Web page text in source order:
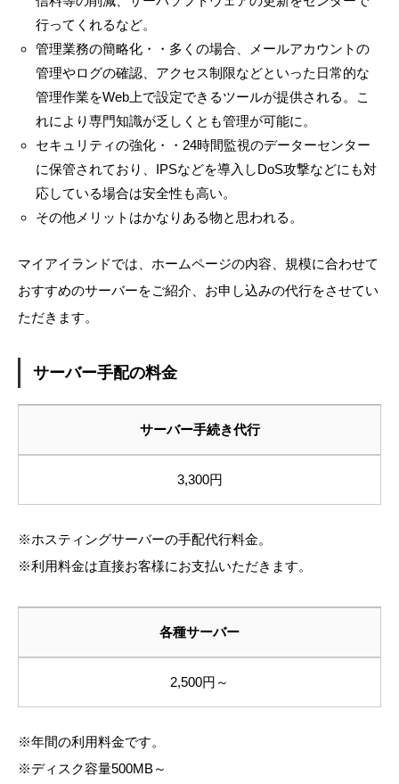
行ってくれるなど。
管理業務の簡略化・・多くの場合、メールアカウントの
管理やログの確認、アクセス制限などといった日常的な
管理作業をWeb上で設定できるツールが提供される。こ
れにより専門知識が乏しくとも管理が可能に。
セキュリティの強化・・24時間監視のデーターセンター
に保管されており、IPSなどを導入しDoS攻撃などにも対
応している場合は安全性も高い。
その他メリットはかなりある物と思われる。
マイアイランドでは、ホームページの内容、規模に合わせて
おすすめのサーバーをご紹介、お申し込みの代行をさせてい
ただきます。
サーバー手配の料金
サーバー手続き代行
3,300円
※ホスティングサーバーの手配代行料金。
※利用料金は直接お客様にお支払いただきます。
各種サーバー
2,500円～
※年間の利用料金です。
※ディスク容量500MB～